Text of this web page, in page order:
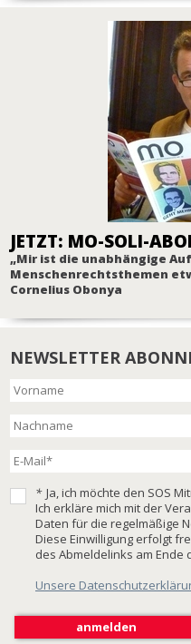
JETZT: MO-SOLI-
„Mir ist die unabhängige
Menschenrechtsthemen
Cornelius Obonya
NEWSLETTER
* Ja, ich möchte den SOS
Ich erkläre mich mit der
Daten für die regelmäßige
Diese Einwilligung erfolgt
des Abmeldelinks am
Unsere